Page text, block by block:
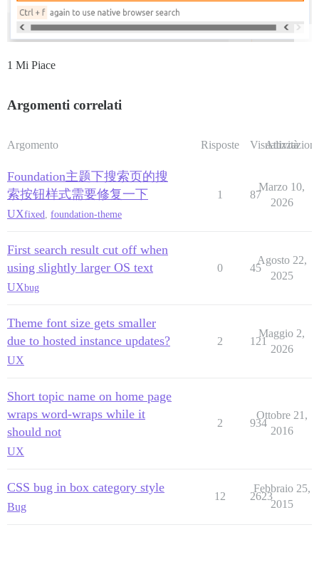
1 Mi Piace
Argomenti correlati
Argomento Risposte Visualizzazioni
Attività
Foundation主题下搜索页的搜
索按钮样式需要修复一下
UXfixed foundation-theme
1 87
Marzo 10,
2026
First search result cut off when
using slightly larger OS text
UXbug
0 45
Agosto 22,
2025
Theme font size gets smaller
due to hosted instance updates?
UX
2 121
Maggio 2,
2026
Short topic name on home page
wraps word-wraps while it
should not
UX
2 934
Ottobre 21,
2016
CSS bug in box category style
Bug
12 2623
Febbraio 25,
2015